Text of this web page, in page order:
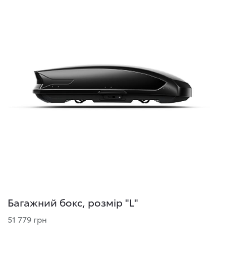
Багажний бокс, розмір "L"
51 779 грн